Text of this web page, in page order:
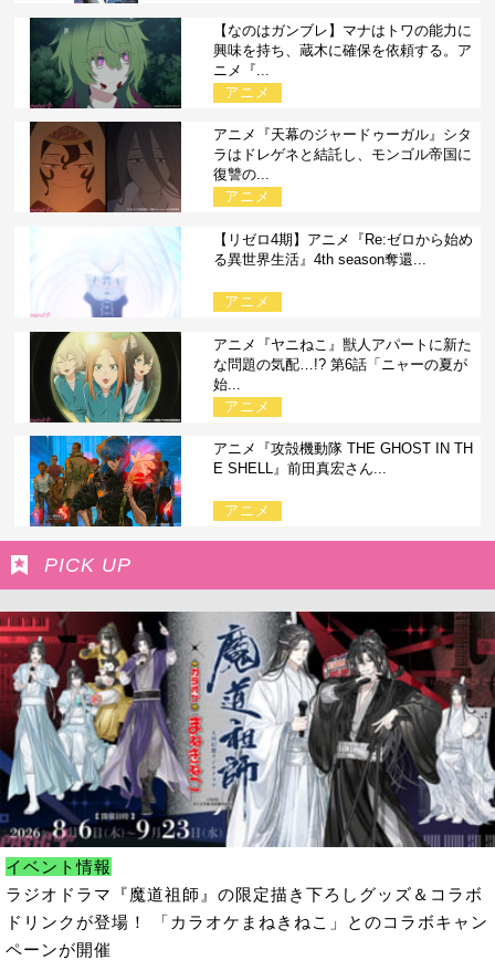
【なのはガンブレ】マナはトワの能力に
興味を持ち、蔵木に確保を依頼する。ア
ニメ『...
アニメ
アニメ『天幕のジャードゥーガル』シタ
ラはドレゲネと結託し、モンゴル帝国に
復讐の...
アニメ
【リゼロ4期】アニメ『Re:ゼロから始め
る異世界生活』4th season奪還...
アニメ
アニメ『ヤニねこ』獣人アパートに新た
な問題の気配…!? 第6話「ニャーの夏が
始...
アニメ
アニメ『攻殻機動隊 THE GHOST IN TH
E SHELL』前田真宏さん...
アニメ
PICK UP
イベント情報
ラジオドラマ『魔道祖師』の限定描き下ろしグッズ＆コラボ
ドリンクが登場！ 「カラオケまねきねこ」とのコラボキャン
ペーンが開催